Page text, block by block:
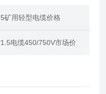
矿用轻型电缆价格
电缆450/750V市场价